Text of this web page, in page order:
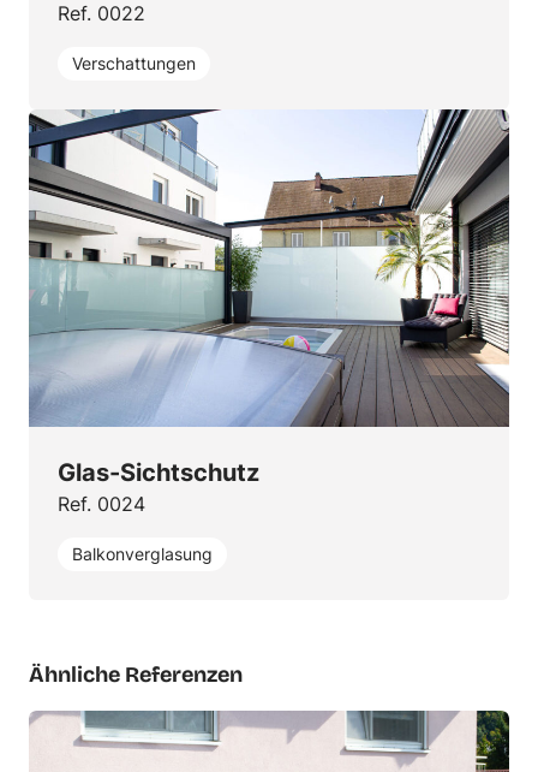
Ref. 0022
Verschattungen
Glas-Sichtschutz
Ref. 0024
Balkonverglasung
Ähnliche Referenzen